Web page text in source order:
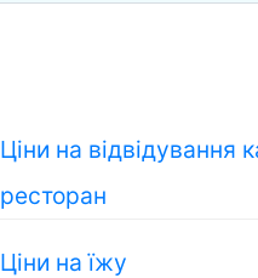
Ціни на відвідування
ресторан
Ціни на їжу